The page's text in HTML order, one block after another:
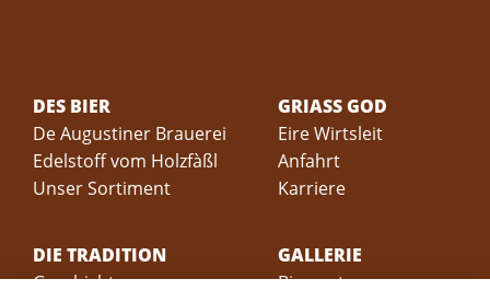
DES BIER
De Augustiner Brauerei
Edelstoff vom Holzfàßl
Unser Sortiment
GRIASS GOD
Eire Wirtsleit
Anfahrt
Karriere
DIE TRADITION
Geschichte -
GALLERIE
Biergarten